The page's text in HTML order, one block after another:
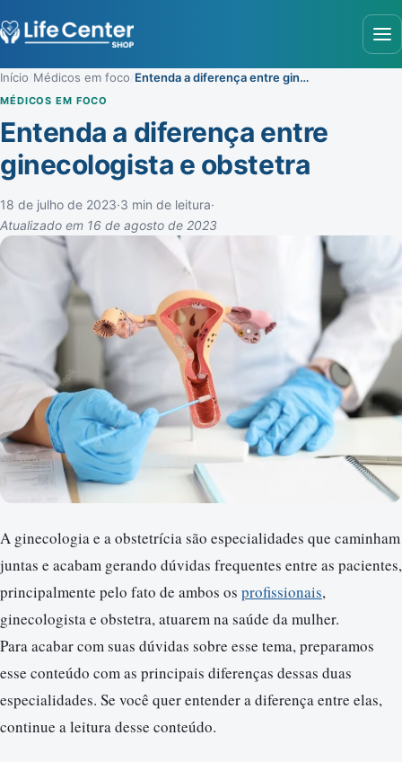
Início Médicos em foco Entenda a diferença entre ginecologista e obstetra
MÉDICOS EM FOCO
Entenda a diferença entre
ginecologista e obstetra
18 de julho de 2023·3 min de leitura·
Atualizado em 16 de agosto de 2023
A ginecologia e a obstetrícia são especialidades que caminham
juntas e acabam gerando dúvidas frequentes entre as pacientes,
principalmente pelo fato de ambos os profissionais,
ginecologista e obstetra, atuarem na saúde da mulher.
Para acabar com suas dúvidas sobre esse tema, preparamos
esse conteúdo com as principais diferenças dessas duas
especialidades. Se você quer entender a diferença entre elas,
continue a leitura desse conteúdo.